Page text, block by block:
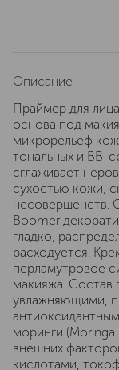
Описание
Праймер для
основа под
микрорельеф
тональных и BB-
сглаживает
сухостью кожи,
несовершенств.
Boomer
гладко,
расходуется.
перламутровое
макияжа. Состав
увлажняющими,
моринги
внешних
кислотами,